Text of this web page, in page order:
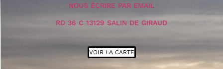
NOUS ÉCRIRE PAR EMAIL
RD 36 C 13129 SALIN DE GIRAUD
VOIR LA CARTE